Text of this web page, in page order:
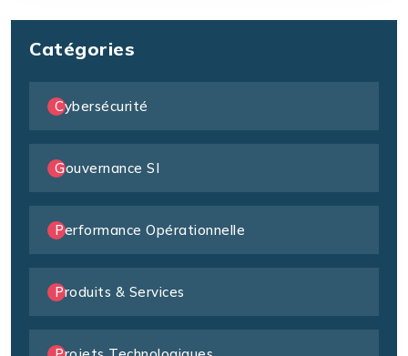
Catégories
Cybersécurité
Gouvernance SI
Performance Opérationnelle
Produits & Services